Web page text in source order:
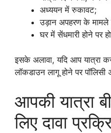
अध्ययन में रुकावट;
उड़ान अपहरण के
घर में सेंधमारी होने पर
इसके अलावा, यदि आप यात्रा
लॉकडाउन लागू होने पर
आपकी यात्रा
लिए दावा